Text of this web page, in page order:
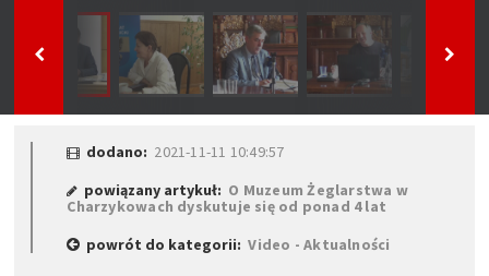
dodano: 2021-11-11 10:49:57
powiązany artykuł: O Muzeum Żeglarstwa w
Charzykowach dyskutuje się od ponad 4 lat
powrót do kategorii:Video - Aktualności